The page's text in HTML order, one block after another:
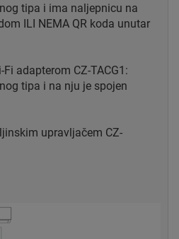
tipa i ima naljepnicu na
ILI NEMA QR koda unutar
adapterom CZ-TACG1:
tipa i na nju je spojen
upravljačem CZ-